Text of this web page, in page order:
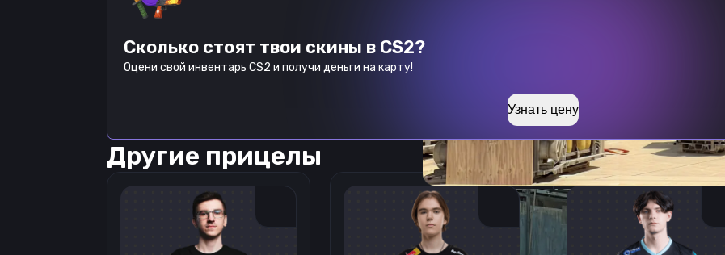
Сколько стоят твои скины в CS2?
Оцени свой инвентарь CS2 и получи деньги на карту!
Узнать цену
Другие прицелы